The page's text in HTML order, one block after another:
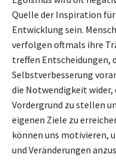
Quelle der Inspiration
Entwicklung sein.
verfolgen oftmals ihre
treffen Entscheidungen,
Selbstverbesserung
die Notwendigkeit wider,
Vordergrund zu stellen
eigenen Ziele zu
können uns motivieren,
und Veränderungen